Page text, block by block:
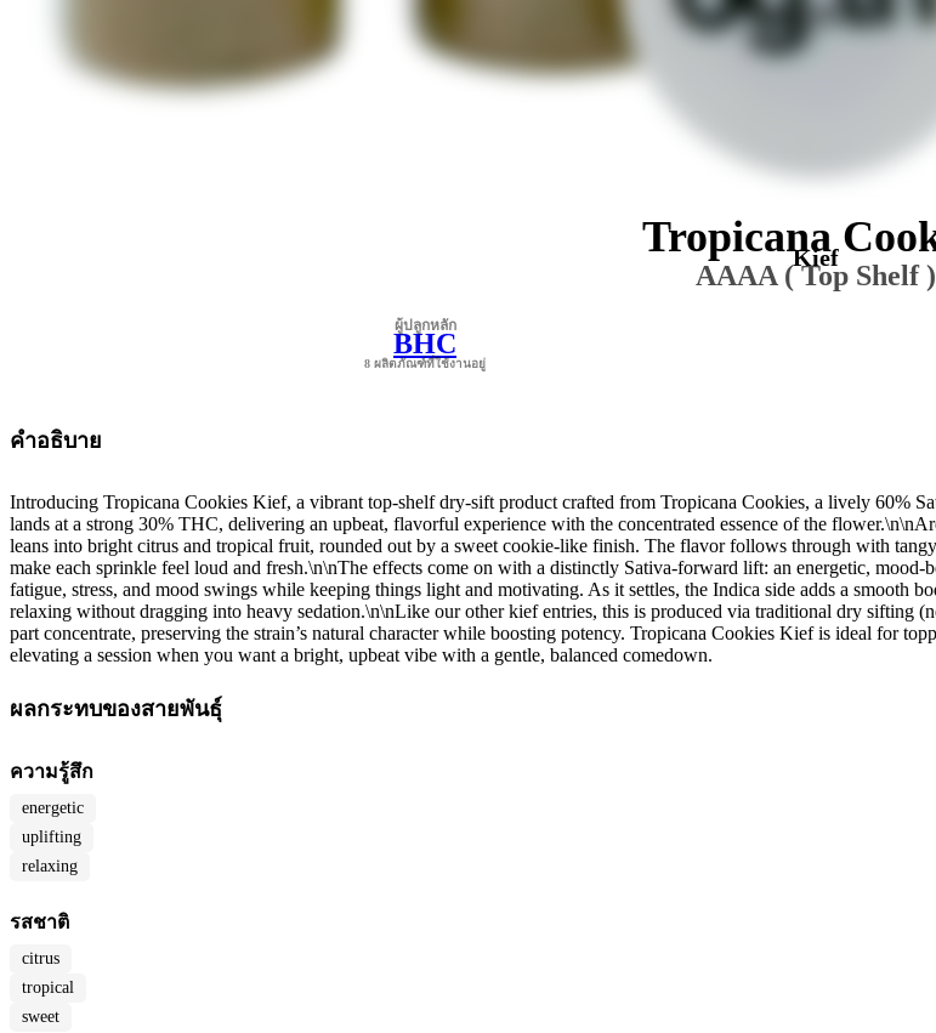
Tropicana
Kief
AAAA ( Top Shelf )
ผู้ปลูกหลัก
BHC
8 ผลิตภัณฑ์ที่ใช้งานอยู่
คำอธิบาย
Introducing Tropicana Cookies Kief, a vibrant top-shelf dry-sift product crafted from Tropicana Cookies, a lively 60%
lands at a strong 30% THC, delivering an upbeat, flavorful experience with the concentrated essence of the
leans into bright citrus and tropical fruit, rounded out by a sweet cookie-like finish. The flavor follows through with
make each sprinkle feel loud and fresh.\n\nThe effects come on with a distinctly Sativa-forward lift: an energetic, mood-
fatigue, stress, and mood swings while keeping things light and motivating. As it settles, the Indica side adds a smooth
relaxing without dragging into heavy sedation.\n\nLike our other kief entries, this is produced via traditional dry sifting
part concentrate, preserving the strain’s natural character while boosting potency. Tropicana Cookies Kief is ideal for
elevating a session when you want a bright, upbeat vibe with a gentle, balanced comedown.
ผลกระทบของสายพันธุ์
ความรู้สึก
energetic
uplifting
relaxing
รสชาติ
citrus
tropical
sweet